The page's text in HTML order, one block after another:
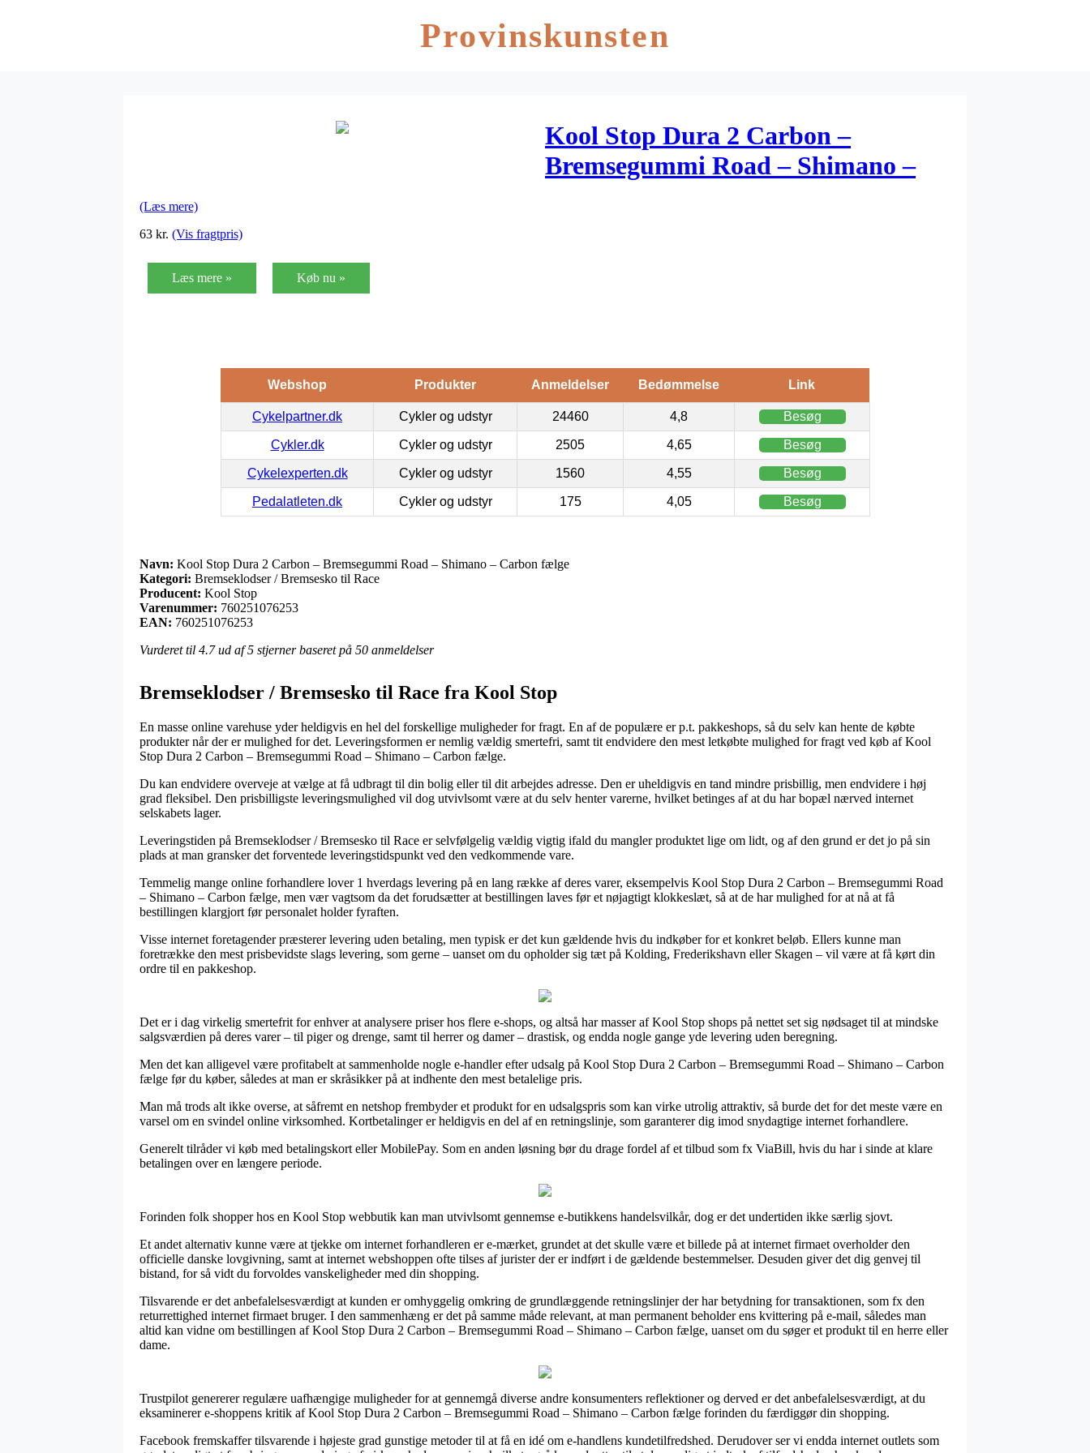
Provinskunsten
Kool Stop Dura 2 Carbon –
Bremsegummi Road – Shimano –
(Læs mere)
63 kr. (Vis fragtpris)
Læs mere » Køb nu »
Webshop Produkter Anmeldelser Bedømmelse Link
Cykelpartner.dk Cykler og udstyr 24460 4,8 Besøg
Cykler.dk Cykler og udstyr 2505 4,65 Besøg
Cykelexperten.dk Cykler og udstyr 1560 4,55 Besøg
Pedalatleten.dk Cykler og udstyr 175 4,05 Besøg
Navn: Kool Stop Dura 2 Carbon – Bremsegummi Road – Shimano – Carbon fælge
Kategori: Bremseklodser / Bremsesko til Race
Producent: Kool Stop
Varenummer: 760251076253
EAN: 760251076253
Vurderet til 4.7ud af 5 stjerner baseret på 50 anmeldelser
Bremseklodser / Bremsesko til Race fra Kool Stop
En masse online varehuse yder heldigvis en hel del forskellige muligheder for fragt. En af de populære er p.t. pakkeshops, så du selv kan hente de købte
produkter når der er mulighed for det. Leveringsformen er nemlig vældig smertefri, samt tit endvidere den mest letkøbte mulighed for fragt ved køb af Kool
Stop Dura 2 Carbon – Bremsegummi Road – Shimano – Carbon fælge.
Du kan endvidere overveje at vælge at få udbragt til din bolig eller til dit arbejdes adresse. Den er uheldigvis en tand mindre prisbillig, men endvidere i høj
grad fleksibel. Den prisbilligste leveringsmulighed vil dog utvivlsomt være at du selv henter varerne, hvilket betinges af at du har bopæl nærved internet
selskabets lager.
Leveringstiden på Bremseklodser / Bremsesko til Race er selvfølgelig vældig vigtig ifald du mangler produktet lige om lidt, og af den grund er det jo på sin
plads at man gransker det forventede leveringstidspunkt ved den vedkommende vare.
Temmelig mange online forhandlere lover 1 hverdags levering på en lang række af deres varer, eksempelvis Kool Stop Dura 2 Carbon – Bremsegummi Road
– Shimano – Carbon fælge, men vær vagtsom da det forudsætter at bestillingen laves før et nøjagtigt klokkeslæt, så at de har mulighed for at nå at få
bestillingen klargjort før personalet holder fyraften.
Visse internet foretagender præsterer levering uden betaling, men typisk er det kun gældende hvis du indkøber for et konkret beløb. Ellers kunne man
foretrække den mest prisbevidste slags levering, som gerne – uanset om du opholder sig tæt på Kolding, Frederikshavn eller Skagen – vil være at få kørt din
ordre til en pakkeshop.
Det er i dag virkelig smertefrit for enhver at analysere priser hos flere e-shops, og altså har masser af Kool Stop shops på nettet set sig nødsaget til at mindske
salgsværdien på deres varer – til piger og drenge, samt til herrer og damer – drastisk, og endda nogle gange yde levering uden beregning.
Men det kan alligevel være profitabelt at sammenholde nogle e-handler efter udsalg på Kool Stop Dura 2 Carbon – Bremsegummi Road – Shimano – Carbon
fælge før du køber, således at man er skråsikker på at indhente den mest betalelige pris.
Man må trods alt ikke overse, at såfremt en netshop frembyder et produkt for en udsalgspris som kan virke utrolig attraktiv, så burde det for det meste være en
varsel om en svindel online virksomhed. Kortbetalinger er heldigvis en del af en retningslinje, som garanterer dig imod snydagtige internet forhandlere.
Generelt tilråder vi køb med betalingskort eller MobilePay. Som en anden løsning bør du drage fordel af et tilbud som fx ViaBill, hvis du har i sinde at klare
betalingen over en længere periode.
Forinden folk shopper hos en Kool Stop webbutik kan man utvivlsomt gennemse e-butikkens handelsvilkår, dog er det undertiden ikke særlig sjovt.
Et andet alternativ kunne være at tjekke om internet forhandleren er e-mærket, grundet at det skulle være et billede på at internet firmaet overholder den
officielle danske lovgivning, samt at internet webshoppen ofte tilses af jurister der er indført i de gældende bestemmelser. Desuden giver det dig genvej til
bistand, for så vidt du forvoldes vanskeligheder med din shopping.
Tilsvarende er det anbefalelsesværdigt at kunden er omhyggelig omkring de grundlæggende retningslinjer der har betydning for transaktionen, som fx den
returrettighed internet firmaet bruger. I den sammenhæng er det på samme måde relevant, at man permanent beholder ens kvittering på e-mail, således man
altid kan vidne om bestillingen af Kool Stop Dura 2 Carbon – Bremsegummi Road – Shimano – Carbon fælge, uanset om du søger et produkt til en herre eller
dame.
Trustpilot genererer regulære uafhængige muligheder for at gennemgå diverse andre konsumenters reflektioner og derved er det anbefalelsesværdigt, at du
eksaminerer e-shoppens kritik af Kool Stop Dura 2 Carbon – Bremsegummi Road – Shimano – Carbon fælge forinden du færdiggør din shopping.
Facebook fremskaffer tilsvarende i højeste grad gunstige metoder til at få en idé om e-handlens kundetilfredshed. Derudover ser vi endda internet outlets som